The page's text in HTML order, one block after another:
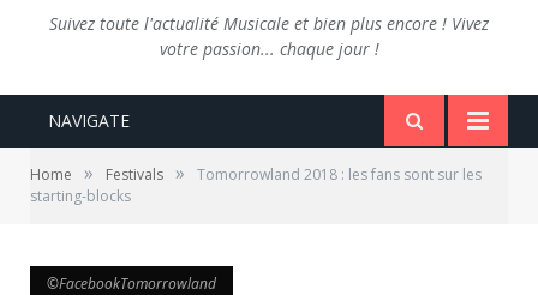
Suivez toute l'actualité Musicale et bien plus encore ! Vivez
votre passion... chaque jour !
NAVIGATE
Home » Festivals »
Tomorrowland 2018 : les fans sont sur les
starting-blocks
©FacebookTomorrowland
©FacebookTomorrowland